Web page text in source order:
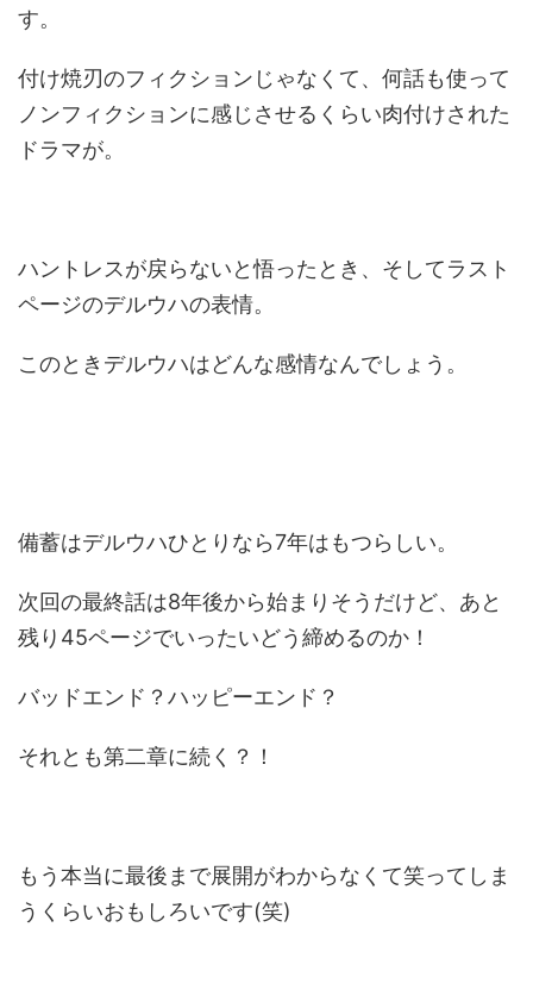
す。
付け焼刃のフィクションじゃなくて、何話も使って
ノンフィクションに感じさせるくらい肉付けされた
ドラマが。
ハントレスが戻らないと悟ったとき、そしてラスト
ページのデルウハの表情。
このときデルウハはどんな感情なんでしょう。
備蓄はデルウハひとりなら7年はもつらしい。
次回の最終話は8年後から始まりそうだけど、あと
残り45ページでいったいどう締めるのか！
バッドエンド？ハッピーエンド？
それとも第二章に続く？！
もう本当に最後まで展開がわからなくて笑ってしま
うくらいおもしろいです(笑)